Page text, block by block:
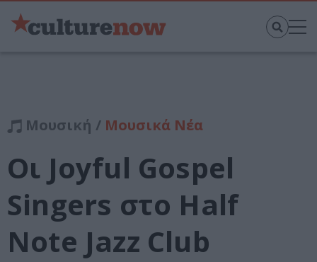
Μουσική / Μουσικά Νέα
Οι Joyful Gospel
Singers στο Half
Note Jazz Club